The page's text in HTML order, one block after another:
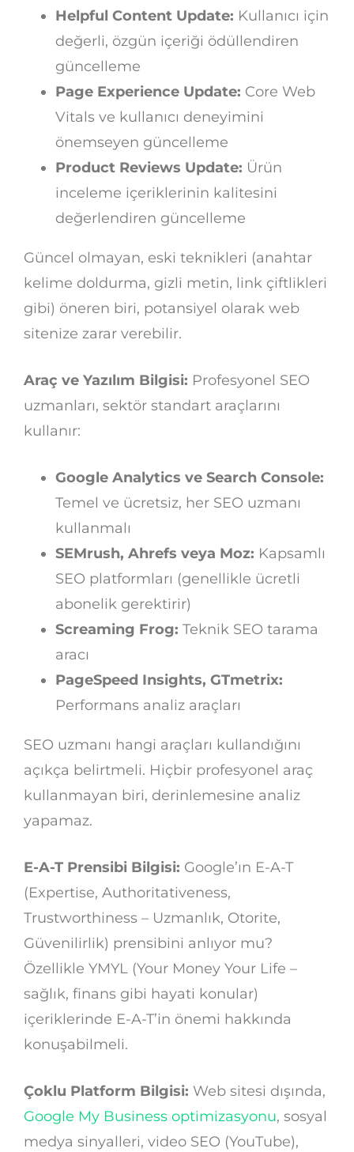
Helpful Content Update: Kullanıcı için
değerli, özgün içeriği ödüllendiren
güncelleme
Page Experience Update: Core Web
Vitals ve kullanıcı deneyimini
önemseyen güncelleme
Product Reviews Update: Ürün
inceleme içeriklerinin kalitesini
değerlendiren güncelleme
Güncel olmayan, eski teknikleri (anahtar
kelime doldurma, gizli metin, link çiftlikleri
gibi) öneren biri, potansiyel olarak web
sitenize zarar verebilir.
Araç ve Yazılım Bilgisi: Profesyonel SEO
uzmanları, sektör standart araçlarını
kullanır:
Google Analytics ve Search Console:
Temel ve ücretsiz, her SEO uzmanı
kullanmalı
SEMrush, Ahrefs veya Moz: Kapsamlı
SEO platformları (genellikle ücretli
abonelik gerektirir)
Screaming Frog: Teknik SEO tarama
aracı
PageSpeed Insights, GTmetrix:
Performans analiz araçları
SEO uzmanı hangi araçları kullandığını
açıkça belirtmeli. Hiçbir profesyonel araç
kullanmayan biri, derinlemesine analiz
yapamaz.
E-A-T Prensibi Bilgisi: Google’ın E-A-T
(Expertise, Authoritativeness,
Trustworthiness – Uzmanlık, Otorite,
Güvenilirlik) prensibini anlıyor mu?
Özellikle YMYL (Your Money Your Life –
sağlık, finans gibi hayati konular)
içeriklerinde E-A-T’in önemi hakkında
konuşabilmeli.
Çoklu Platform Bilgisi: Web sitesi dışında,
Google My Business optimizasyonu, sosyal
medya sinyalleri, video SEO (YouTube),